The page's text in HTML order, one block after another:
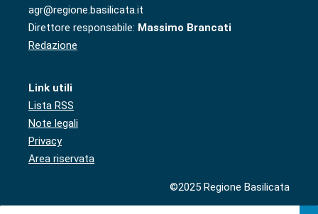
agr@regione.basilicata.it
Direttore responsabile: Massimo Brancati
Redazione
Link utili
Lista RSS
Note legali
Privacy
Area riservata
©2025 Regione Basilicata